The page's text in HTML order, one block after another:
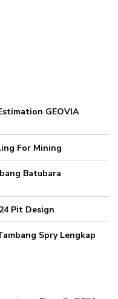
GEOVIA
For Mining
Batubara
Pit Design
Spry Lengkap